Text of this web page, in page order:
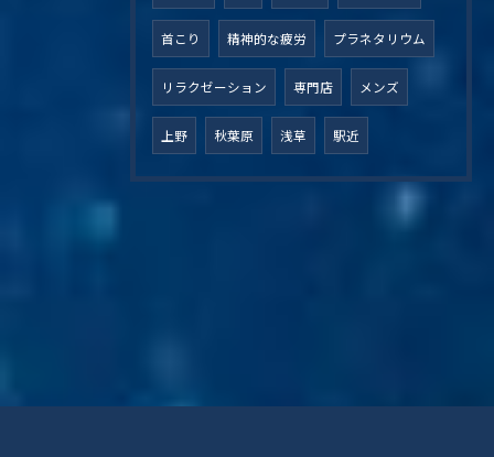
首こり 精神的な疲労 プラネタリウム
リラクゼーション 専門店 メンズ
上野 秋葉原 浅草 駅近